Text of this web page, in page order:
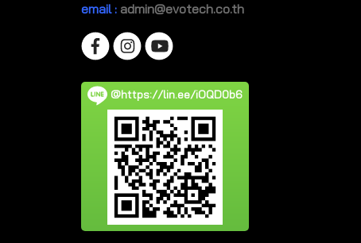
email : admin@evotech.co.th
@https://lin.ee/iOQD0b6